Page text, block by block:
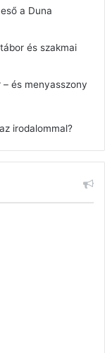
a Duna
és szakmai
– és menyasszony
irodalommal?